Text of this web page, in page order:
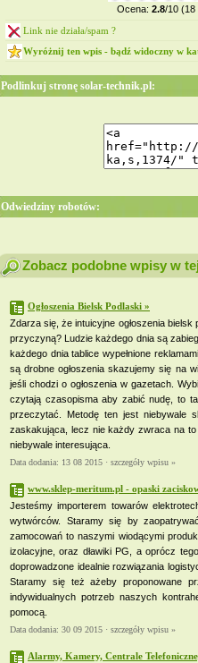
Ocena: 2.8/10 (18
Link nie działa/spam ?
Wyróżnij ten wpis - bądź widoczny w
Podlinkuj stronę solar-technik.pl:
Odwiedziny robotów:
Zobacz podobne wpisy w
Ogłoszenia Bielsk Podlaski »
Zdarza się, że intuicyjne ogłoszenia
przyczyną? Ludzie każdego dnia są
każdego dnia tablice wypełnione
są drobne ogłoszenia skazujemy się na
jeśli chodzi o ogłoszenia w gazetach.
czytają czasopisma aby zabić nudę, to
przeczytać. Metodę ten jest niebywale
zaskakująca, lecz nie każdy zwraca na
niebywale interesująca.
Data dodania: 13 08 2015 · szczegóły wpisu »
www.sklep-meritum.pl - opaski
Jesteśmy importerem towarów
wytwórców. Staramy się by
zamocowań to naszymi wiodącymi
izolacyjne, oraz dławiki PG, a oprócz
doprowadzone idealnie rozwiązania
Staramy się też ażeby proponowane
indywidualnych potrzeb naszych
pomocą.
Data dodania: 30 09 2015 · szczegóły wpisu »
Alarmy, Kamery, Centrale